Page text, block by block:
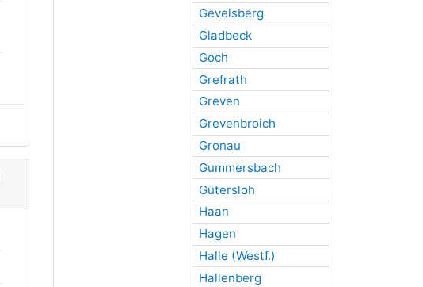
Gevelsberg
Gladbeck
Goch
Grefrath
Greven
Grevenbroich
Gronau
Gummersbach
Gütersloh
Haan
Hagen
Halle (Westf.)
Hallenberg